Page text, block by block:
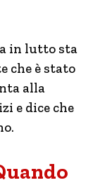
in lutto sta
che è stato
alla
e dice che